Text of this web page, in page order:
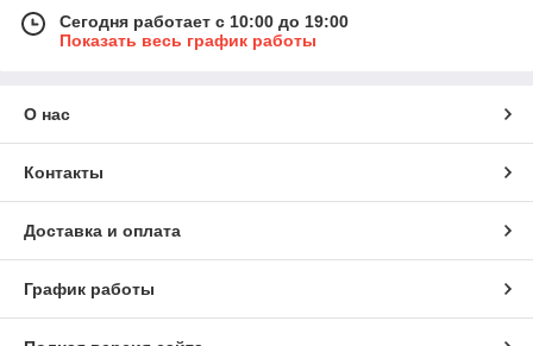
Сегодня работает с 10:00 до 19:00
Показать весь график работы
О нас
Контакты
Доставка и оплата
График работы